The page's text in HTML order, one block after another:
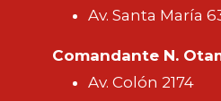
Av. Santa María
Comandante N.
Av. Colón 2174